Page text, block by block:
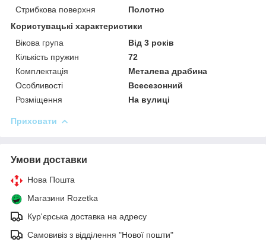
Стрибкова поверхня
Полотно
Користувацькі характеристики
Вікова група
Від 3 років
Кількість пружин
72
Комплектація
Металева драбина
Особливості
Всесезонний
Розміщення
На вулиці
Приховати
Умови доставки
Нова Пошта
Магазини Rozetka
Кур'єрська доставка на адресу
Самовивіз з відділення "Нової пошти"